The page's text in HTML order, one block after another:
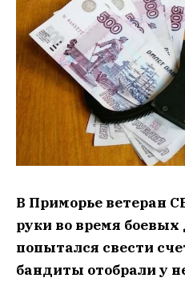
В Приморье ветеран
руки во время боевых
попытался свести
бандиты отобрали у